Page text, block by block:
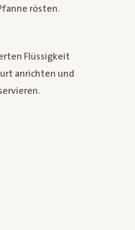
rösten.
Flüssigkeit
anrichten und